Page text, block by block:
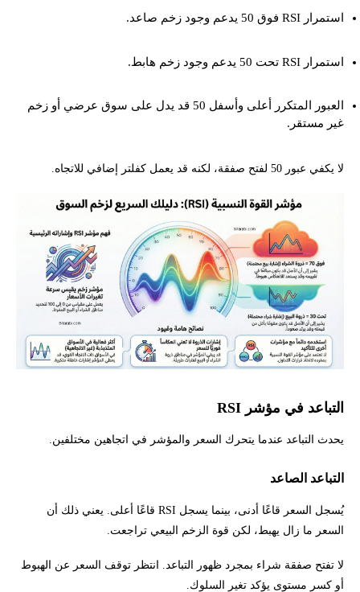
استمرار RSI فوق 50 يدعم وجود زخم صاعد.
استمرار RSI تحت 50 يدعم وجود زخم هابط.
العبور المتكرر أعلى وأسفل 50 قد يدل على سوق عرضي أو زخم
غير مستقر.
لا يكفي عبور 50 لفتح صفقة، لكنه قد يعمل كفلتر إضافي للاتجاه.
التباعد في مؤشر RSI
يحدث التباعد عندما يتحرك السعر والمؤشر في اتجاهين مختلفين.
التباعد الصاعد
يُسجل السعر قاعًا أدنى، بينما يسجل RSI قاعًا أعلى. يعني ذلك أن
السعر ما زال يهبط، لكن قوة الزخم البيعي تراجعت.
لا تفتح صفقة شراء بمجرد ظهور التباعد. انتظر توقف السعر عن الهبوط
أو كسر مستوى يؤكد تغير السلوك.